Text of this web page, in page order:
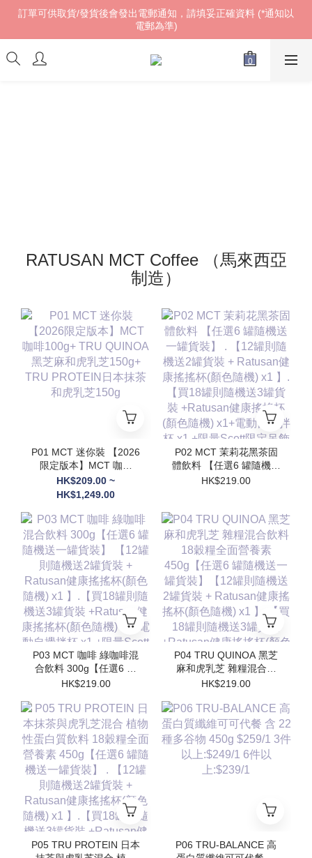
訂單可供取貨/發貨後會發出電郵通知，請填妥正確資料 (*通知以
電郵為準)
訂單可供取貨/發貨後會發出電郵通知，請填妥正確資料 (*通知以
電郵為準)
𝓌ℯ𝓁𝒸ℴ𝓂ℯ!
RATUSAN MCT Coffee （馬來西亞
制造）
P01 MCT 迷你裝 【2026
限定版本】MCT 咖啡
100g+ TRU QUINOA黑
芝麻和虎乳芝150g+
和虎乳芝150g
HK$209.00 ~
HK$1,249.00
P02 MCT 茉莉花黑茶固
體飲料 【任選6 罐隨機送
一罐貨裝】 . 【12罐則隨
】.【買18罐則隨機送3罐
貨裝 +Ratusan健康搖搖
杯(顏色隨機) x1+電動自
攪拌杯 x1 +限量Scott限
定吊飾(隨機顏色) x1】
HK$219.00
P03 MCT 咖啡 綠咖啡混
合飲料 300g【任選6 罐
隨機送一罐貨裝】 【12
Ratusan健康搖搖杯(顏色
隨機) x1 】.【買18罐則
隨機送3罐貨裝
+Ratusan健康搖搖杯(顏
色隨機) x1+電動自攪拌
杯 x1 +限量Scott限定吊
飾(隨機顏色) x1】
HK$219.00
P04 TRU QUINOA 黑芝
麻和虎乳芝 雜糧混合飲
料 18穀糧全面營養素
罐貨裝】【12罐則隨機送
2罐貨裝 + Ratusan健康
搖搖杯(顏色隨機) x1 】.
【買18罐則隨機送3罐貨
裝 +Ratusan健康搖搖杯
(顏色隨機) x1+電動自攪
吊飾(隨機顏色) x1】
HK$219.00
P05 TRU PROTEIN 日本
P06 TRU-BALANCE 高